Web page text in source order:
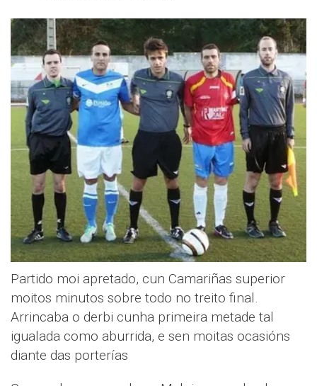
Partido moi apretado, cun Camariñas superior
moitos minutos sobre todo no treito final.
Arrincaba o derbi cunha primeira metade tal
igualada como aburrida, e sen moitas ocasións
diante das porterías